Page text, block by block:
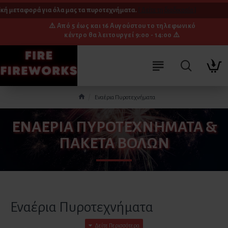
για όλα μας τα πυροτεχνήματα.[ Δείτε τη διαδικασία ]
⚠️ Από 5 έως και 16 Αυγούστου το τηλεφωνικό
κέντρο θα λειτουργεί 9:00 - 14:00 ⚠️
Εναέρια Πυροτεχνήματα
ΕΝΑΈΡΙΑ ΠΥΡΟΤΕΧΝΉΜΑΤΑ &
ΠΑΚΈΤΑ ΒΟΛΏΝ
Εναέρια Πυροτεχνήματα